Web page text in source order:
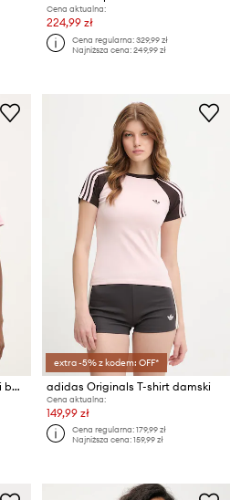
Cena aktualna:
224,99 zł
Cena regularna:329,99 zł
Najniższa cena:249,99 zł
Tommy Hilfiger t-shirt damski bawełniany
extra -5% z kodem: OFF*
adidas Originals T-shirt damski
Cena aktualna:
149,99 zł
Cena regularna:179,99 zł
Najniższa cena:159,99 zł